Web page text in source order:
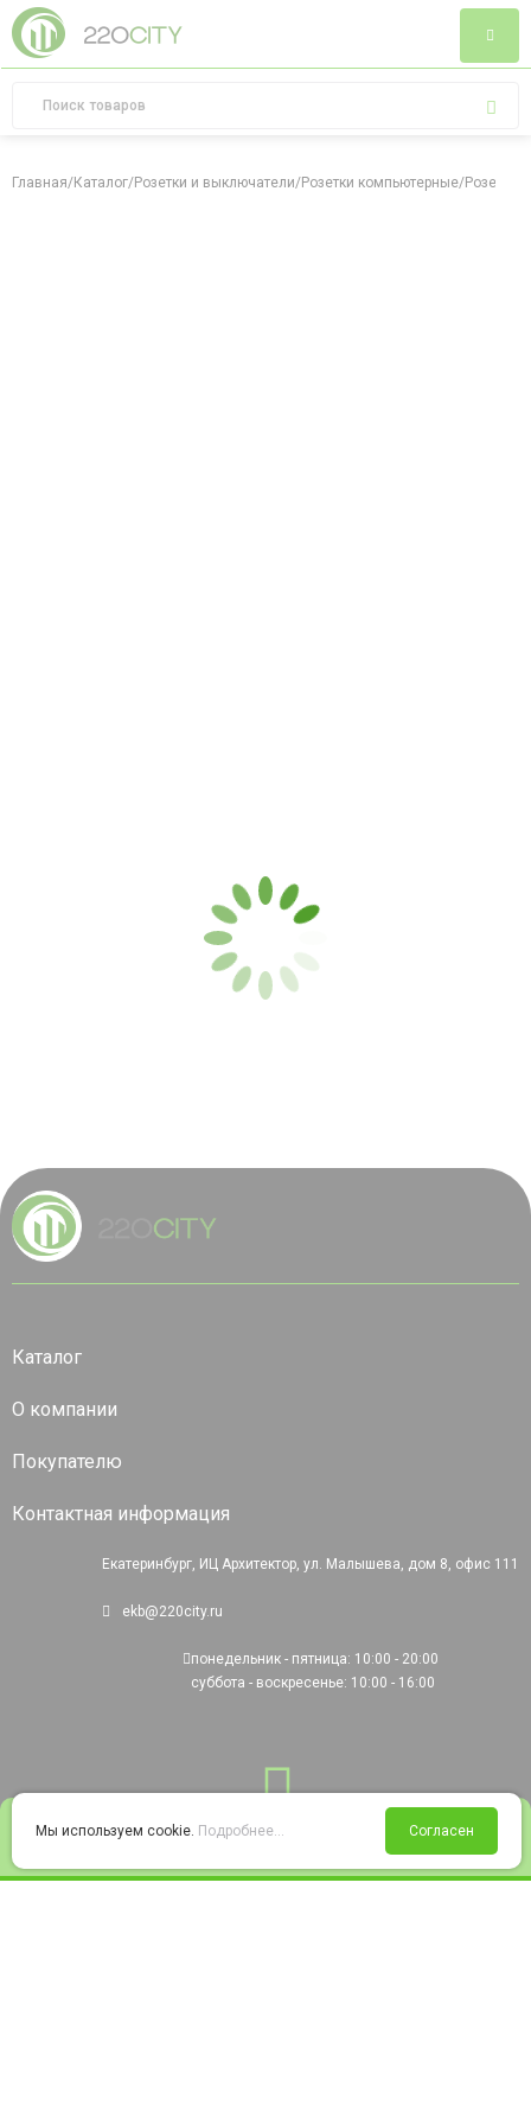
Войти Избранное Корзина
Главная/Каталог/Розетки и выключатели/Розетки компьютерные/Розетка
Каталог
О компании
Покупателю
Контактная информация
Екатеринбург, ИЦ Архитектор, ул. Малышева, дом 8, офис 111
ekb@220city.ru
понедельник - пятница: 10:00 - 20:00
суббота - воскресенье: 10:00 - 16:00
Мы используем cookie. Подробнее... Согласен